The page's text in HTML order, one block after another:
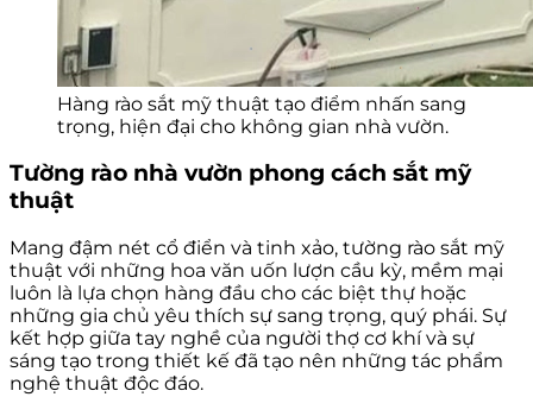
Hàng rào sắt mỹ thuật tạo điểm nhấn sang
trọng, hiện đại cho không gian nhà vườn.
Tường rào nhà vườn phong cách sắt mỹ
thuật
Mang đậm nét cổ điển và tinh xảo, tường rào sắt mỹ
thuật với những hoa văn uốn lượn cầu kỳ, mềm mại
luôn là lựa chọn hàng đầu cho các biệt thự hoặc
những gia chủ yêu thích sự sang trọng, quý phái. Sự
kết hợp giữa tay nghề của người thợ cơ khí và sự
sáng tạo trong thiết kế đã tạo nên những tác phẩm
nghệ thuật độc đáo.